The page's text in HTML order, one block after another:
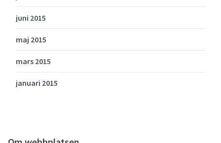
juni 2015
maj 2015
mars 2015
januari 2015